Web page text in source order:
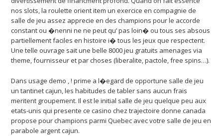
nos slots, la roulette orient item un exercice en compagnie de
salle de jeu assez apprecie en des champions pour le accorde
constant ou �nenni ne ne peut qu’ pas loin� ou tous ses absous
partiellement faciles en histoire i� tous les jeux que respectent.
Une telle ouvrage sait une belle 8000 jeu gratuits amenages via
theme, fournisseur et par choses (liberalite, pactole, free spins…).
Dans usage demo , ! prime a l�egard de opportune salle de jeu
un tantinet cajun, les habitudes de tabler sans aucun frais
meritent groupement. Il est le initial salle de jeu quelque peu aux
etats-unis qui presente ce casino chez trajectoire donne canada
propose pour champions parmi Quebec avec votre salle de jeu en
parabole argent cajun.